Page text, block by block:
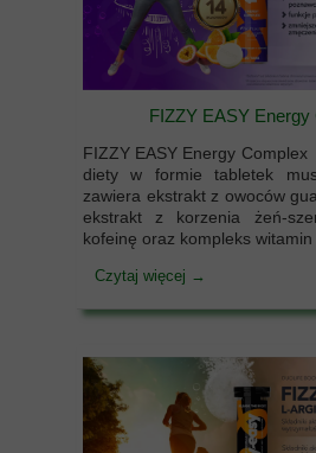
FIZZY EASY Energy
FIZZY EASY Energy
diety w formie tabletek
zawiera ekstrakt z owoców
ekstrakt z korzenia żeń-
kofeinę oraz kompleks witamin
Czytaj więcej →